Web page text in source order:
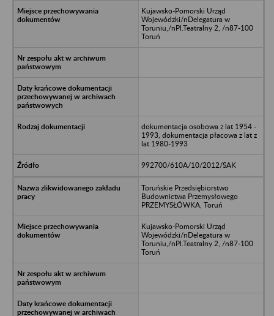
Kujawsko-Pomorski Urząd
Wojewódzki/nDelegatura w
Toruniu,/nPl.Teatralny 2, /n87-100
Toruń
dokumentacja osobowa z lat 1954 -
1993, dokumentacja płacowa z lat z
lat 1980-1993
992700/610A/10/2012/SAK
Toruńskie Przedsiębiorstwo
Budownictwa Przemysłowego
PRZEMYSŁÓWKA, Toruń
Kujawsko-Pomorski Urząd
Wojewódzki/nDelegatura w
Toruniu,/nPl.Teatralny 2, /n87-100
Toruń